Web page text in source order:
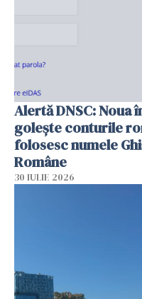
Alertă DNSC: Noua
golește conturile
folosesc numele
Române
30 IULIE 2026